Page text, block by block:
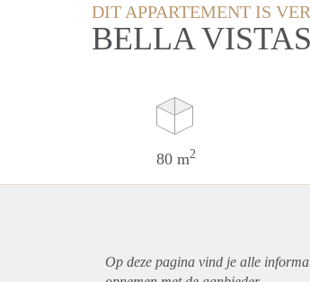
DIT APPARTEMENT IS
BELLA
80 m2
Op deze pagina vind je alle